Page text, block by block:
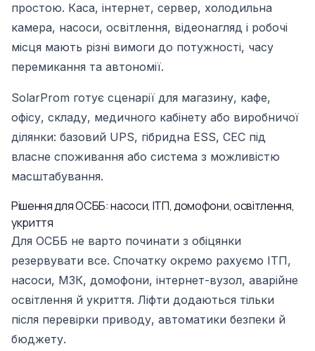
простою. Каса, інтернет, сервер, холодильна
камера, насоси, освітлення, відеонагляд і робочі
місця мають різні вимоги до потужності, часу
перемикання та автономії.
SolarProm готує сценарії для магазину, кафе,
офісу, складу, медичного кабінету або виробничої
ділянки: базовий UPS, гібридна ESS, СЕС під
власне споживання або система з можливістю
масштабування.
Рішення для ОСББ: насоси, ІТП, домофони, освітлення,
укриття
Для ОСББ не варто починати з обіцянки
резервувати все. Спочатку окремо рахуємо ІТП,
насоси, МЗК, домофони, інтернет-вузол, аварійне
освітлення й укриття. Ліфти додаються тільки
після перевірки приводу, автоматики безпеки й
бюджету.